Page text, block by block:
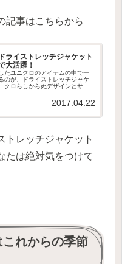
記事はこちらから
ライストレッチジャケット
大活躍！
たユニクロのアイテムの中で一
のが、ドライストレッチジャケ
クロらしからぬデザインとサイ
このレビューを読んで行ってく
2017.04.22
トレッチジャケット
たは絶対気をつけて
れからの季節